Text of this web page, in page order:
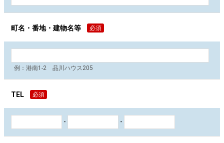
町名・番地・建物名等 必須
例：港南1-2 品川ハウス205
TEL 必須
- -